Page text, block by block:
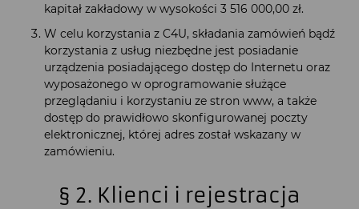
kapitał zakładowy w wysokości 3 516 000,00 zł.
W celu korzystania z C4U, składania zamówień bądź
korzystania z usług niezbędne jest posiadanie
urządzenia posiadającego dostęp do Internetu oraz
wyposażonego w oprogramowanie służące
przeglądaniu i korzystaniu ze stron www, a także
dostęp do prawidłowo skonfigurowanej poczty
elektronicznej, której adres został wskazany w
zamówieniu.
§ 2. Klienci i rejestracja